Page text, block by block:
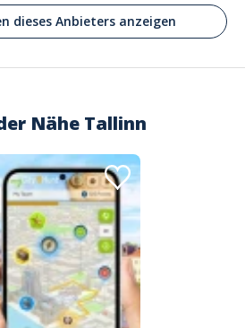
dieses Anbieters anzeigen
Nähe Tallinn